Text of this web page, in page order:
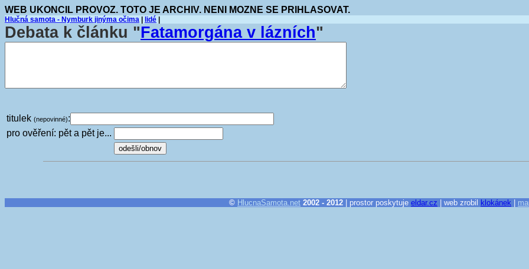
WEB UKONCIL PROVOZ. TOTO JE ARCHIV. NENI MOZNE SE PRIHLASOVAT.
Hlučná samota - Nymburk jinýma očima lidé
Debata k článku "Fatamorgána v lázních"
titulek (nepovinné):
pro ověření: pět a pět je...
© HlucnaSamota.net 2002 - 2012 | prostor poskytuje eldar.cz | web zrobil klokánek